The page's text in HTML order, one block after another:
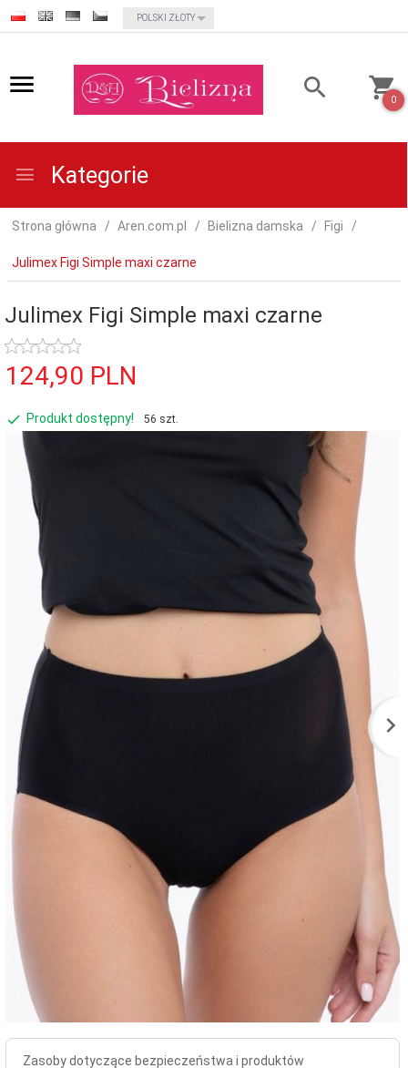
currency_h
POLSKI ZŁOTY
0
Kategorie
Strona główna Aren.com.pl Bielizna damska Figi
Julimex Figi Simple maxi czarne
Julimex Figi Simple maxi czarne
124,90 PLN
Produkt dostępny! 56 szt.
Zasoby dotyczące bezpieczeństwa i produktów